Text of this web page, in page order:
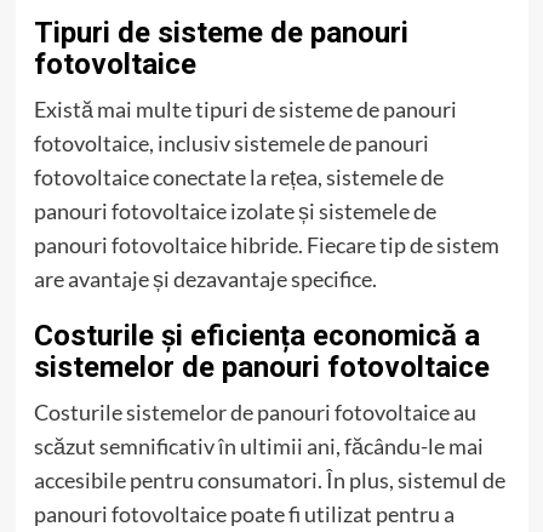
Tipuri de sisteme de panouri
fotovoltaice
Există mai multe tipuri de sisteme de panouri
fotovoltaice, inclusiv sistemele de panouri
fotovoltaice conectate la rețea, sistemele de
panouri fotovoltaice izolate și sistemele de
panouri fotovoltaice hibride. Fiecare tip de sistem
are avantaje și dezavantaje specifice.
Costurile și eficiența economică a
sistemelor de panouri fotovoltaice
Costurile sistemelor de panouri fotovoltaice au
scăzut semnificativ în ultimii ani, făcându-le mai
accesibile pentru consumatori. În plus, sistemul de
panouri fotovoltaice poate fi utilizat pentru a